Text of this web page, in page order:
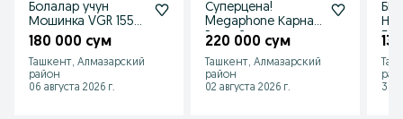
Болалар учун
Мошинка VGR 155
паст шовқинли ва
хавфсиз , soch
moshinka
180 000 сум
Ташкент, Алмазарский
район
06 августа 2026 г.
Суперцена!
Megaphone Карнай
Ручной
Громкоговоритель
Мегафон, рупор.
220 000 сум
Ташкент, Алмазарский
район
02 августа 2026 г.
31